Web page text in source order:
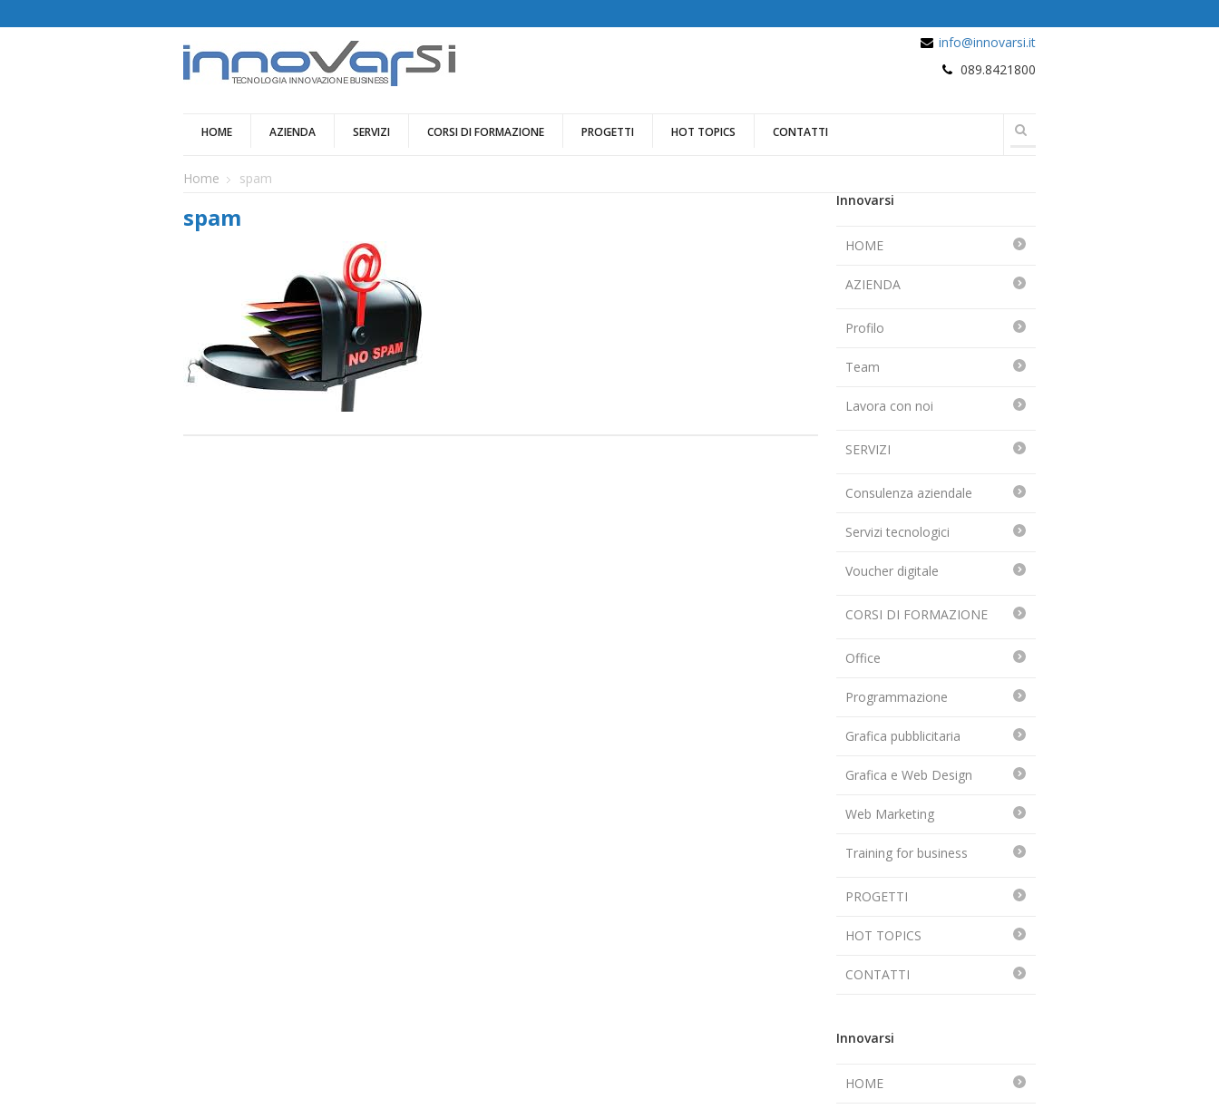
info@innovarsi.it
089.8421800
HOME AZIENDA SERVIZI CORSI DI FORMAZIONE PROGETTI HOT TOPICS CONTATTI
Home spam
spam
Innovarsi
HOME
AZIENDA
Profilo
Team
Lavora con noi
SERVIZI
Consulenza aziendale
Servizi tecnologici
Voucher digitale
CORSI DI FORMAZIONE
Office
Programmazione
Grafica pubblicitaria
Grafica e Web Design
Web Marketing
Training for business
PROGETTI
HOT TOPICS
CONTATTI
Innovarsi
HOME